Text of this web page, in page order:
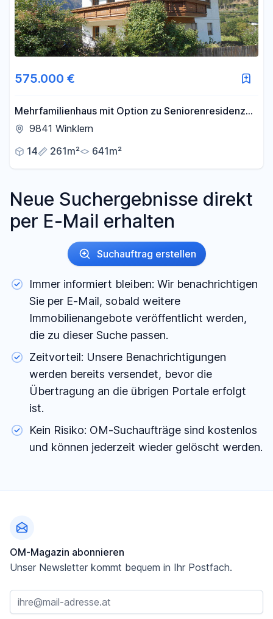
575.000 €
Mehrfamilienhaus mit Option zu Seniorenresidenz
oder Pension, Investition mit Zukunftsperspektive.
9841 Winklern
14
261m² 641m²
Neue Suchergebnisse direkt
per E-Mail erhalten
Suchauftrag erstellen
Immer informiert bleiben: Wir benachrichtigen
Sie per E-Mail, sobald weitere
Immobilienangebote veröffentlicht werden,
die zu dieser Suche passen.
Zeitvorteil: Unsere Benachrichtigungen
werden bereits versendet, bevor die
Übertragung an die übrigen Portale erfolgt
ist.
Kein Risiko: OM-Suchaufträge sind kostenlos
und können jederzeit wieder gelöscht werden.
OM-Magazin abonnieren
Unser Newsletter kommt bequem in Ihr Postfach.